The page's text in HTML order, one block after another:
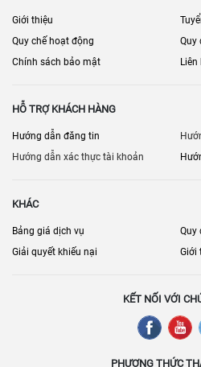
Giới thiệu
Quy chế hoạt động
Quy
Chính sách bảo mật
Liên
HỖ TRỢ KHÁCH HÀNG
Hướng dẫn đăng tin
Hướng dẫn xác thực tài khoản
KHÁC
Bảng giá dịch vụ
Quy
Giải quyết khiếu nại
Giới
KẾT NỐI VỚI
PHƯƠNG THỨC